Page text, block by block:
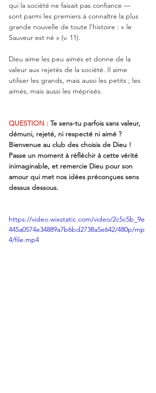
qui la société ne faisait pas confiance —
sont parmi les premiers à connaître la plus
grande nouvelle de toute l’histoire : « le
Sauveur est né » (v. 11).
Dieu aime les peu aimés et donne de la
valeur aux rejetés de la société. Il aime
utiliser les grands, mais aussi les petits ; les
aimés, mais aussi les méprisés.
QUESTION : Te sens-tu parfois sans valeur,
démuni, rejeté, ni respecté ni aimé ?
Bienvenue au club des choisis de Dieu !
Passe un moment à réfléchir à cette vérité
inimaginable, et remercie Dieu pour son
amour qui met nos idées préconçues sens
dessus dessous.
https://video.wixstatic.com/video/2c5c5b_9e
445a0574e34889a7b6bd2738a5e642/480p/mp
4/file.mp4